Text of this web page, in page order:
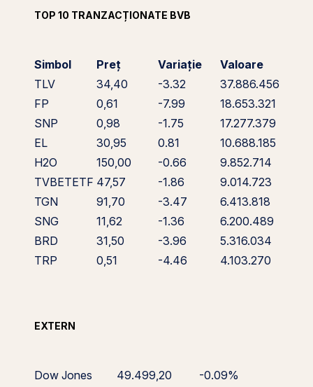
TOP 10 TRANZACȚIONATE BVB
Simbol Preț Variație
Valoare
TLV
34,40 -3.32
37.886.456
FP
0,61 -7.99
18.653.321
SNP
0,98 -1.75
17.277.379
EL
30,95 0.81
10.688.185
H2O
150,00 -0.66
9.852.714
TVBETETF 47,57 -1.86
9.014.723
TGN
91,70 -3.47
6.413.818
SNG
11,62 -1.36
6.200.489
BRD
31,50 -3.96
5.316.034
TRP
0,51 -4.46 4.103.270
EXTERN
Dow Jones 49.499,20
-0.09%